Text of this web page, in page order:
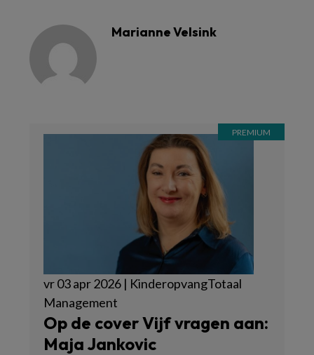
Marianne Velsink
vr 03 apr 2026 | KinderopvangTotaal
Management
Op de cover Vijf vragen aan:
Maja Jankovic